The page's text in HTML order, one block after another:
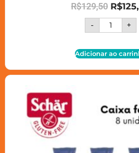
R$129,50 R$
- +
Adicionar ao